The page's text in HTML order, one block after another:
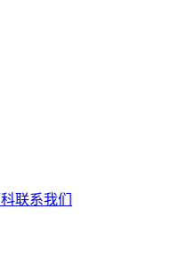
联系我们